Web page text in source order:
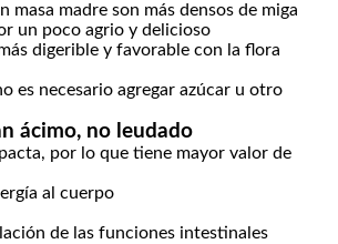
masa madre son más densos de miga
un poco agrio y delicioso
digerible y favorable con la flora
es necesario agregar azúcar u otro
ácimo, no leudado
por lo que tiene mayor valor de
al cuerpo
de las funciones intestinales